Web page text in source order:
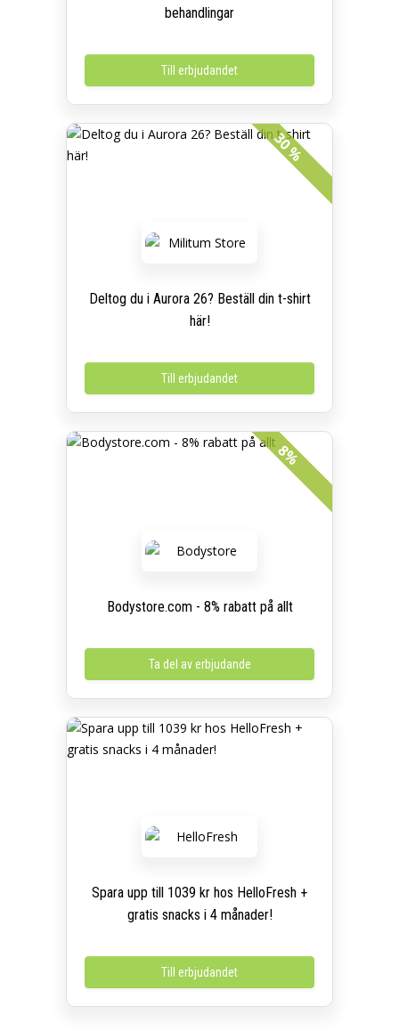
behandlingar
Till erbjudandet
30 %
Deltog du i Aurora 26? Beställ din t-shirt
här!
Till erbjudandet
8%
Bodystore.com - 8% rabatt på allt
Ta del av erbjudande
Spara upp till 1039 kr hos HelloFresh +
gratis snacks i 4 månader!
Till erbjudandet